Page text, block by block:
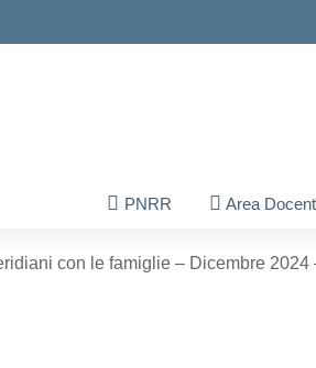
PNRR Area
con le famiglie – Dicembre 2024